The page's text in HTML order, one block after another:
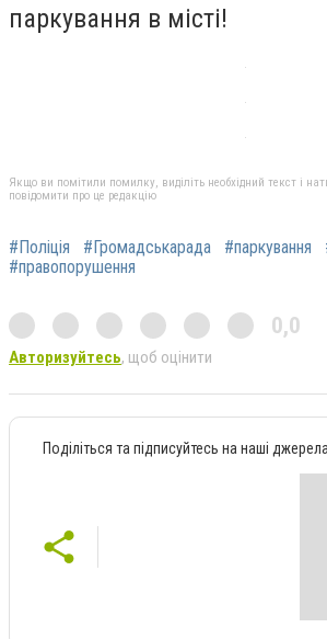
паркування в місті!
Якщо ви помітили помилку, виділіть необхідний текст і
повідомити про це редакцію
#Поліція #Громадськарада #паркування
#правопорушення
0,0
Авторизуйтесь, щоб оцінити
Поділіться та підписуйтесь на наші джерела